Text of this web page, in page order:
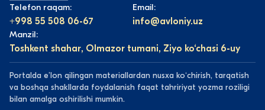
Telefon raqam:
+998 55 508 06-67
Email:
info@avloniy.uz
Manzil:
Toshkent shahar, Olmazor tumani, Ziyo ko‘chasi 6-uy
Portalda eʼlon qilingan materiallardan nusxa koʻchirish, tarqatish
va boshqa shakllarda foydalanish faqat tahririyat yozma roziligi
bilan amalga oshirilishi mumkin.